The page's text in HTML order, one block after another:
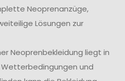
Neoprenanzüge,
Lösungen zur
Neoprenbekleidung liegt in
und